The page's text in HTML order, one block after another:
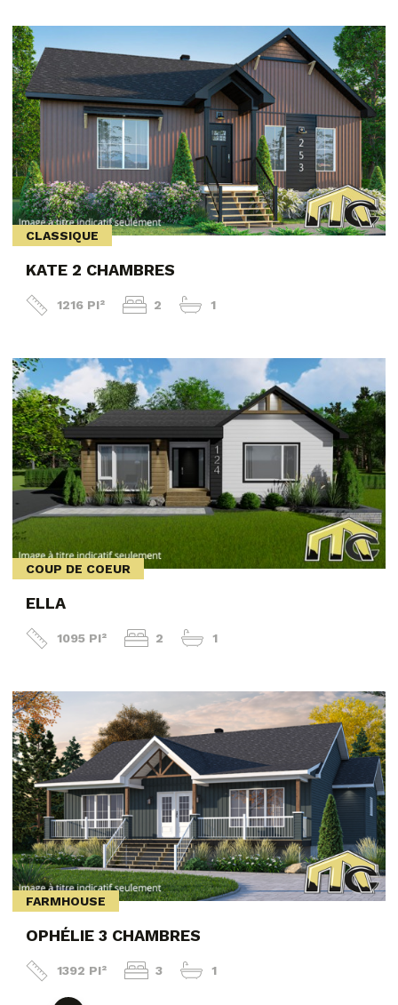
CLASSIQUE
KATE 2 CHAMBRES
1216 PI² 2 1
COUP DE COEUR
ELLA
1095 PI² 2 1
FARMHOUSE
OPHÉLIE 3 CHAMBRES
1392 PI² 3 1